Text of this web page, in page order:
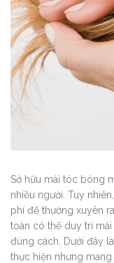
Sở hữu mái tóc bóng
nhiều người. Tuy
phí để thường xuyên
toàn có thể duy trì
đúng cách. Dưới đây là
thực hiện nhưng mang